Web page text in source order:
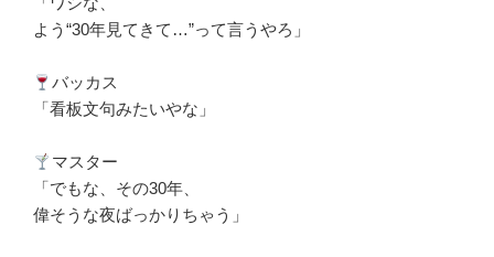
よう“30年見てきて…”って言うやろ」
バッカス
「看板文句みたいやな」
マスター
「でもな、その30年、
偉そうな夜ばっかりちゃう」